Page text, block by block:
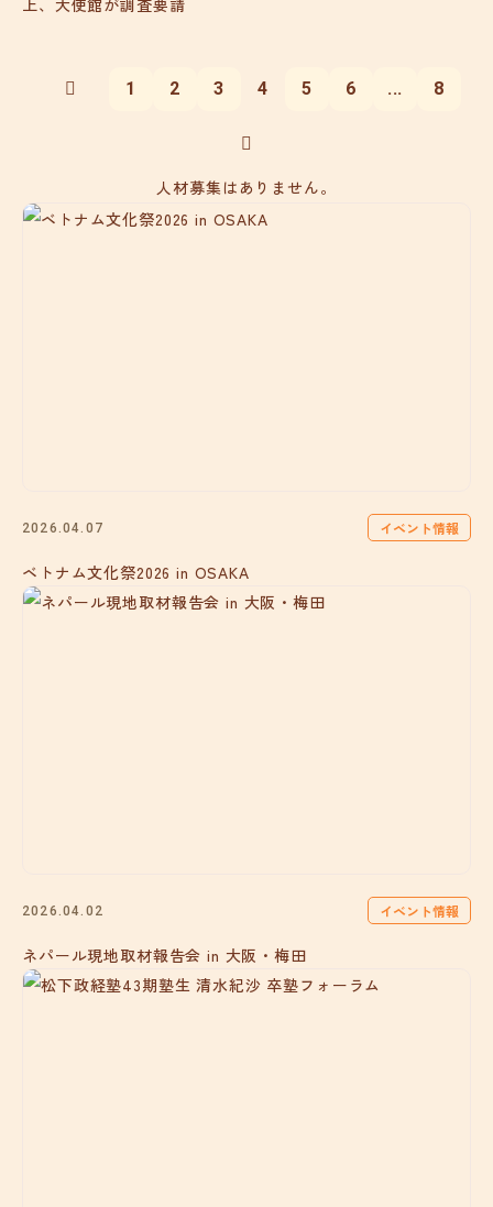
1 2 3 4 5 6 ... 8
人材募集はありません。
2026.04.07 イベント情報
ベトナム文化祭2026 in OSAKA
2026.04.02 イベント情報
ネパール現地取材報告会 in 大阪・梅田